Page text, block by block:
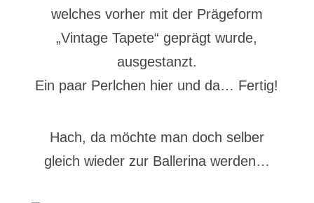
welches vorher mit der Prägeform
„Vintage Tapete“ geprägt wurde,
ausgestanzt.
Ein paar Perlchen hier und da… Fertig!
Hach, da möchte man doch selber
gleich wieder zur Ballerina werden…